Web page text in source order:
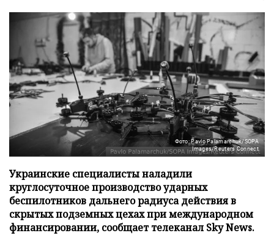
Фото: Pavlo Palamarchuk/SOPA
Images/Reuters Connect
Украинские специалисты наладили
круглосуточное производство ударных
беспилотников дальнего радиуса действия в
скрытых подземных цехах при международном
финансировании, сообщает телеканал Sky News.